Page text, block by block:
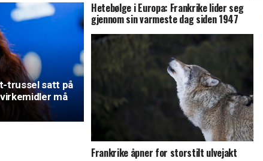
trussel satt på
må
Hetebølge i Europa: Frankrike lider seg
gjennom sin varmeste dag siden 1947
Frankrike åpner for storstilt ulvejakt